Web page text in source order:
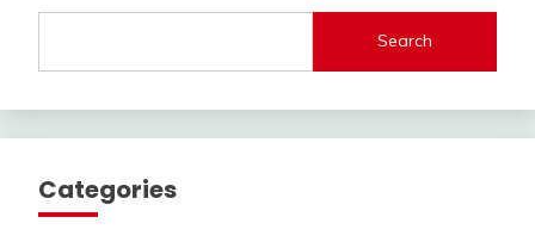
Search
Categories